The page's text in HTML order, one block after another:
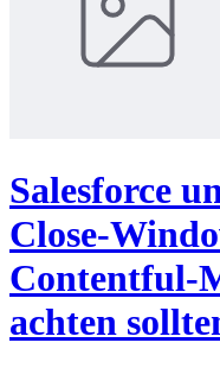
Salesforce
Close-
Contentful-
achten